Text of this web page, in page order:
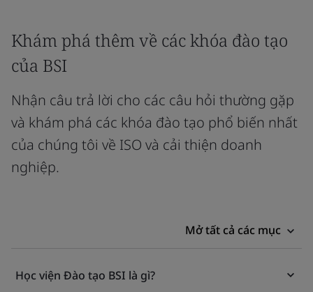
Khám phá thêm về các khóa đào tạo
của BSI
Nhận câu trả lời cho các câu hỏi thường gặp
và khám phá các khóa đào tạo phổ biến nhất
của chúng tôi về ISO và cải thiện doanh
nghiệp.
Mở tất cả các mục
Học viện Đào tạo BSI là gì?